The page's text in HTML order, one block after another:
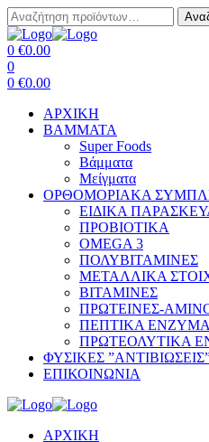
Αναζήτηση
για:
Menu
0 €0.00
0
0 €0.00
ΑΡΧΙΚΗ
BAMMATA
Super Foods
Βάμματα
Μείγματα
ΟΡΘΟΜΟΡΙΑΚΑ
ΕΙΔΙΚΑ
ΠΡΟΒΙΟΤΙΚΑ
OMEGA 3
ΠΟΛΥΒΙΤΑΜΙΝΕΣ
ΜΕΤΑΛΛΙΚΑ
ΒΙΤΑΜΙΝΕΣ
ΠΡΩΤΕΙΝΕΣ-
ΠΕΠΤΙΚΑ ΕΝΖΥΜΑ
ΠΡΩΤΕΟΛΥΤΙΚΑ
ΦΥΣΙΚΕΣ
ΕΠΙΚΟΙΝΩΝΙΑ
ΑΡΧΙΚΗ